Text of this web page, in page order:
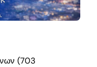
(703